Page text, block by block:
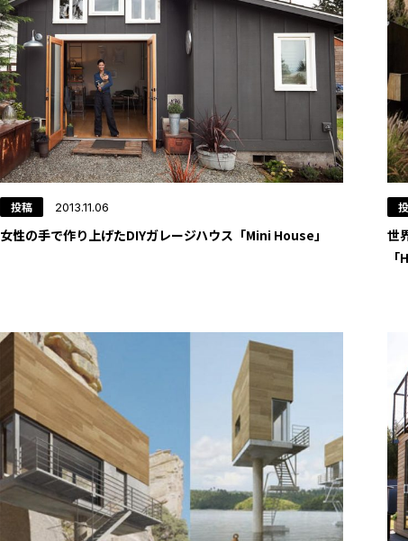
投稿 2013.11.06
女性の手で作り上げたDIYガレージハウス「Mini House」
世